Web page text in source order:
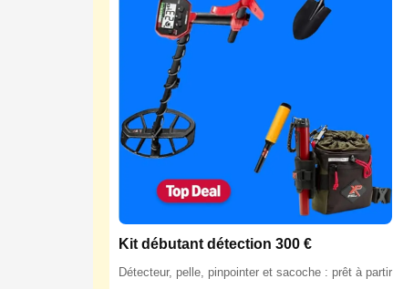
Kit débutant détection 300 €
Détecteur, pelle, pinpointer et sacoche : prêt à partir